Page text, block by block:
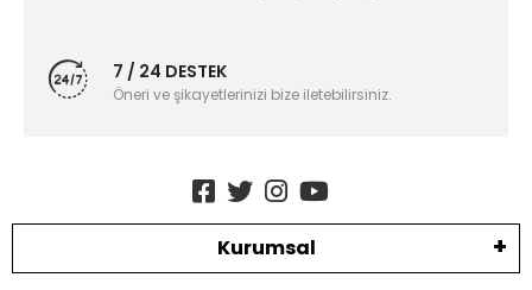
7 / 24 DESTEK
Öneri ve şikayetlerinizi bize iletebilirsiniz.
Kurumsal